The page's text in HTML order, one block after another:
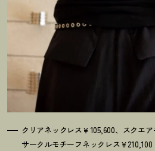
クリアネックレス￥105,600、スクエ
サークルモチーフネックレス￥